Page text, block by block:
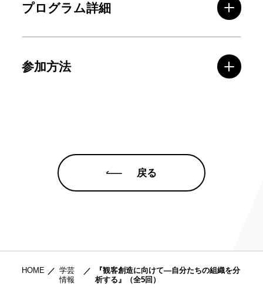
プログラム詳細
参加方法
戻る
HOME
学芸
情報
『観客創造に向けて―自分たちの組織を分
析する』（全5回）